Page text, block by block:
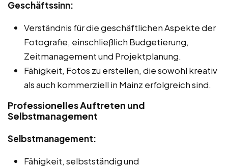
Geschäftssinn:
Verständnis für die geschäftlichen Aspekte der
Fotografie, einschließlich Budgetierung,
Zeitmanagement und Projektplanung.
Fähigkeit, Fotos zu erstellen, die sowohl kreativ
als auch kommerziell in Mainz erfolgreich sind.
Professionelles Auftreten und
Selbstmanagement
Selbstmanagement:
Fähigkeit, selbstständig und